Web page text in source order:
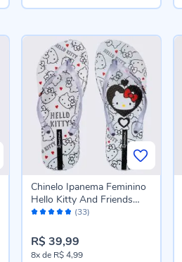
Avaliação: (33)
Chinelo Ipanema Feminino
Hello Kitty And Friends
Branco/Preto/Vermelho
R$ 39,99
8xde R$ 4,99